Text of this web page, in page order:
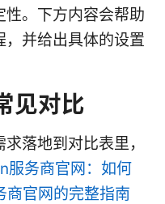
性。下方内容会帮助
并给出具体的设置
见对比
落地到对比表里，
服务商官网：如何
商官网的完整指南